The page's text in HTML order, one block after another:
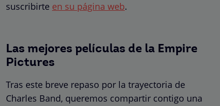
suscribirte en su página web.
Las mejores películas de la Empire
Pictures
Tras este breve repaso por la trayectoria de
Charles Band, queremos compartir contigo una